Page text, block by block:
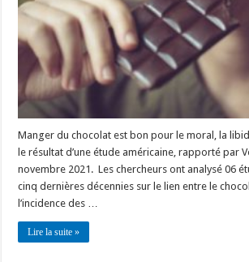
Manger du chocolat est bon pour le moral, la
le résultat d’une étude américaine, rapporté par
novembre 2021. Les chercheurs ont analysé 06
cinq dernières décennies sur le lien entre le
l’incidence des …
Lire la suite »